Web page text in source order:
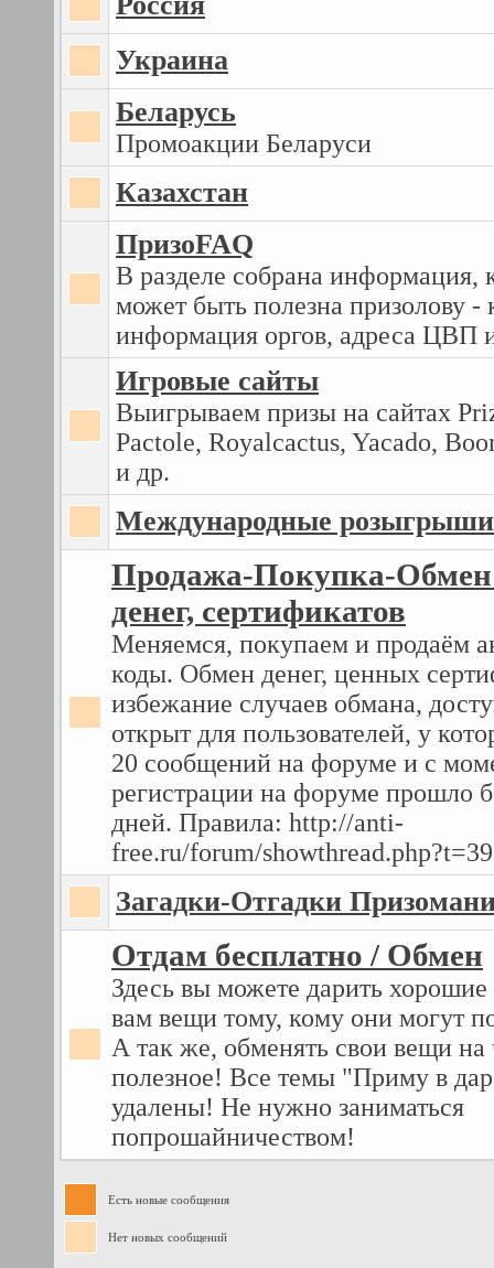
Украина
Беларусь
Промоакции Беларуси
Казахстан
ПризоFAQ
В разделе собрана информация,
может быть полезна призолову -
информация оргов, адреса ЦВП
Игровые сайты
Выигрываем призы на сайтах
Pactole, Royalcactus, Yacado,
и др.
Международные розыгрыши
Продажа-Покупка-Обмен
денег, сертификатов
Меняемся, покупаем и продаём
коды. Обмен денег, ценных
избежание случаев обмана,
открыт для пользователей, у
20 сообщений на форуме и с
регистрации на форуме прошло
дней. Правила: http://anti-
free.ru/forum/
Загадки-Отгадки
Отдам бесплатно / Обмен
Здесь вы можете дарить
вам вещи тому, кому они могут
А так же, обменять свои вещи на
полезное! Все темы "Приму в
удалены! Не нужно заниматься
попрошайничеством!
Есть новые сообщения
Нет новых сообщений